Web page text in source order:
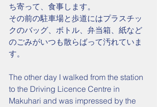
ち寄って、食事します。
その前の駐車場と歩道にはプラスチッ
クのバッグ、ボトル、弁当箱、紙など
のごみがいつも散らばって汚れていま
す。
The other day I walked from the station
to the Driving Licence Centre in
Makuhari and was impressed by the